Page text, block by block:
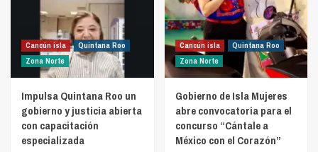
Cancún isla
Quintana Roo
Zona Norte
Impulsa Quintana Roo un
gobierno y justicia abierta
con capacitación
especializada
Cancún isla
Quintana Roo
Zona Norte
Gobierno de Isla Mujeres
abre convocatoria para el
concurso “Cántale a
México con el Corazón”